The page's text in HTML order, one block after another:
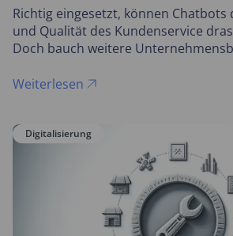
Richtig eingesetzt, können Chatbots
und Qualität des Kundenservice
Doch bauch weitere
Weiterlesen
Digitalisierung